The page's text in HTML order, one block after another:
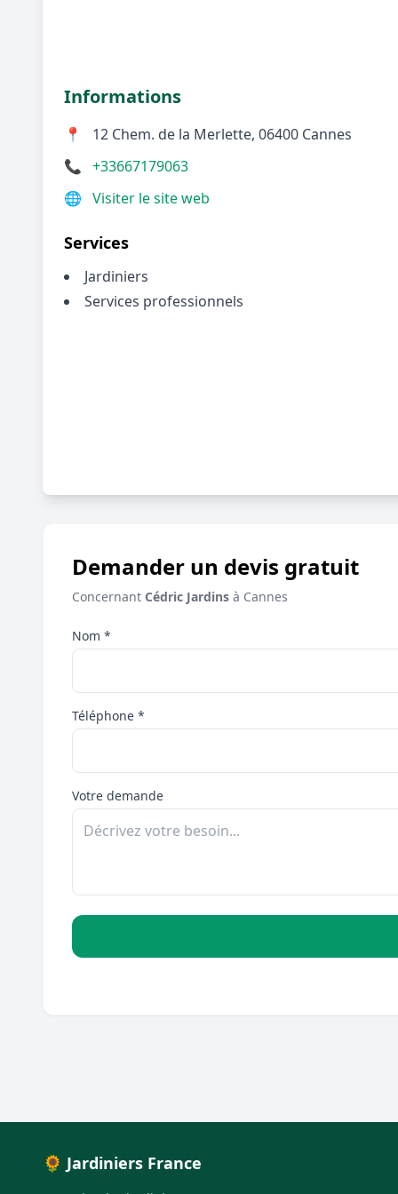
Informations
📍
12 Chem. de la Merlette, 06400 Cannes
📞 +33667179063
🌐 Visiter le site web
Services
Jardiniers
Services professionnels
Demander un devis gratuit
Concernant Cédric Jardins à Cannes
Nom *
Téléphone *
Votre demande
🌻 Jardiniers France